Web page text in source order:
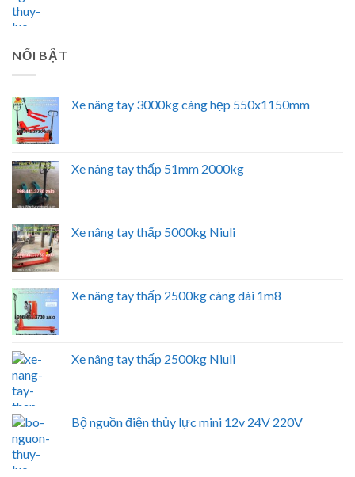
NỔI BẬT
Xe nâng tay 3000kg càng hẹp 550x1150mm
Xe nâng tay thấp 51mm 2000kg
Xe nâng tay thấp 5000kg Niuli
Xe nâng tay thấp 2500kg càng dài 1m8
Xe nâng tay thấp 2500kg Niuli
Bộ nguồn điện thủy lực mini 12v 24V 220V